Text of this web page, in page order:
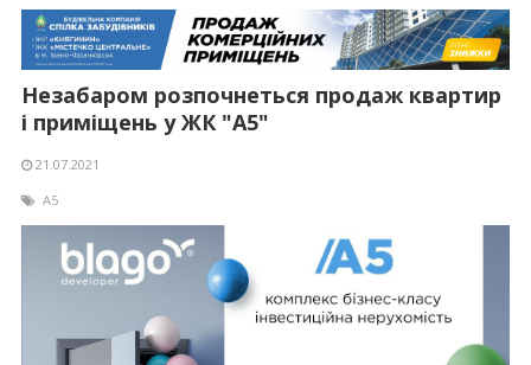
Незабаром розпочнеться продаж квартир
і приміщень у ЖК "А5"
21.07.2021
А5